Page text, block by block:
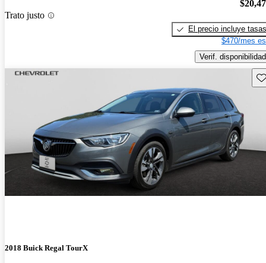
Trato justo
El precio incluye tasas
$470/mes
Verif. disponibilidad
2018 Buick Regal TourX